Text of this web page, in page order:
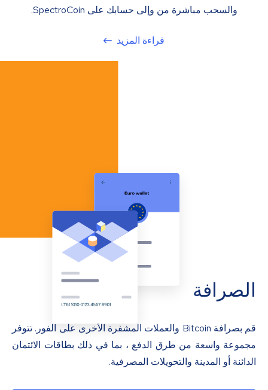
والسحب مباشرة من وإلى حسابك على SpectroCoin.
قراءة المزيد
الصرافة
قم بصرافة Bitcoin والعملات المشفرة الأخرى على الفور. تتوفر
مجموعة واسعة من طرق الدفع ، بما في ذلك بطاقات الائتمان
الدائنة أو المدينة والتحويلات المصرفية.